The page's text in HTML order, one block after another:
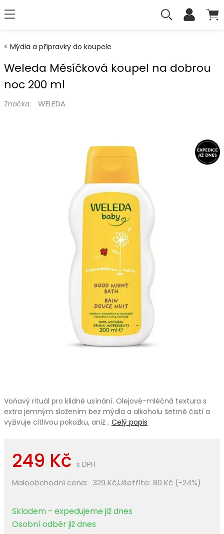
Mýdla a přípravky do koupele
Weleda Měsíčková koupel na dobrou
noc 200 ml
Značka: WELEDA
Voňavý rituál pro klidné usínání. Olejově-mléčná textura s
extra jemným složením bez mýdla a alkoholu šetrně čistí a
vyživuje citlivou pokožku, aniž… Celý popis
249 Kč s DPH
Maloobchodní cena: 329 Kč,Ušetříte: 80 Kč (-24%)
Skladem - expedujeme již dnes
Osobní odběr již dnes